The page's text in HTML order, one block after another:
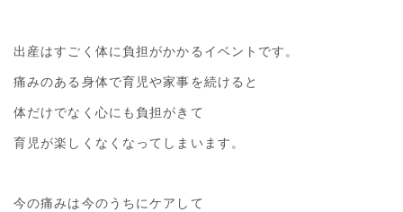
出産はすごく体に負担がかかるイベントです。
痛みのある身体で育児や家事を続けると
体だけでなく心にも負担がきて
育児が楽しくなくなってしまいます。
今の痛みは今のうちにケアして